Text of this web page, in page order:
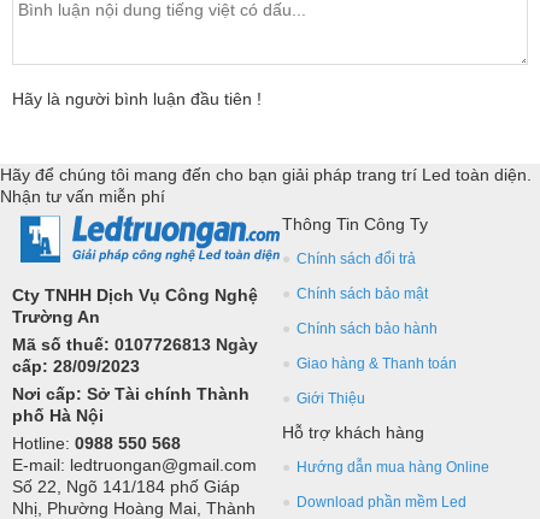
Hãy là người bình luận đầu tiên !
Hãy để chúng tôi mang đến cho bạn giải pháp trang trí Led toàn diện.
Nhận tư vấn miễn phí
Cty TNHH Dịch Vụ Công Nghệ
Trường An
Mã số thuế: 0107726813 Ngày
cấp: 28/09/2023
Nơi cấp: Sở Tài chính Thành
phố Hà Nội
Hotline: 0988 550 568
E-mail: ledtruongan@gmail.com
Số 22, Ngõ 141/184 phố Giáp
Nhị, Phường Hoàng Mai, Thành
Thông Tin Công Ty
Chính sách đổi trả
Chính sách bảo mật
Chính sách bảo hành
Giao hàng & Thanh toán
Giới Thiệu
Hỗ trợ khách hàng
Hướng dẫn mua hàng Online
Download phần mềm Led